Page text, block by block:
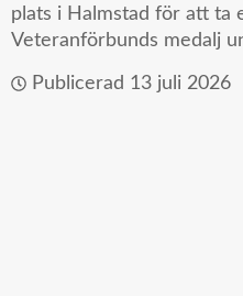
plats i Halmstad för att ta
Veteranförbunds medalj
Publicerad 13 juli 2026